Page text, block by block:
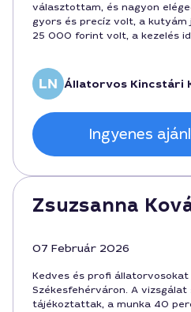
választottam, és nagyon
gyors és precíz volt, a
25 000 forint volt, a kezelés
Állatorvos Kincstári
Ingyenes
Zsuzsanna
07 Február 2026
Kedves és profi
Székesfehérváron. A
tájékoztattak, a munka 40